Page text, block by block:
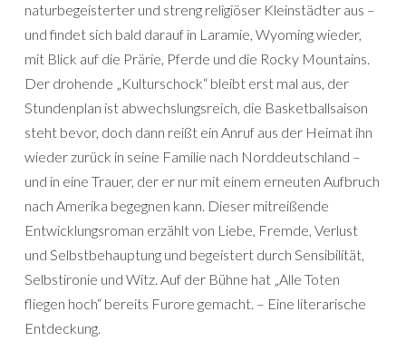
naturbegeisterter und streng religiöser Kleinstädter aus –
und findet sich bald darauf in Laramie, Wyoming wieder,
mit Blick auf die Prärie, Pferde und die Rocky Mountains.
Der drohende „Kulturschock“ bleibt erst mal aus, der
Stundenplan ist abwechslungsreich, die Basketballsaison
steht bevor, doch dann reißt ein Anruf aus der Heimat ihn
wieder zurück in seine Familie nach Norddeutschland –
und in eine Trauer, der er nur mit einem erneuten Aufbruch
nach Amerika begegnen kann. Dieser mitreißende
Entwicklungsroman erzählt von Liebe, Fremde, Verlust
und Selbstbehauptung und begeistert durch Sensibilität,
Selbstironie und Witz. Auf der Bühne hat „Alle Toten
fliegen hoch“ bereits Furore gemacht. – Eine literarische
Entdeckung.